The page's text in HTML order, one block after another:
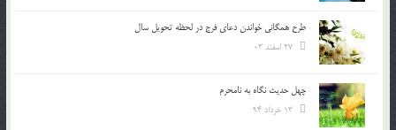
طرح همگانی خواندن دعای فرج در لحظه تحویل سال
چهل حدیث نگاه به نامحرم